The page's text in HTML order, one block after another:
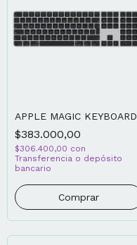
APPLE MAGIC KEYBOARD
$383.000,00
$306.400,00 con
Transferencia o depósito
bancario